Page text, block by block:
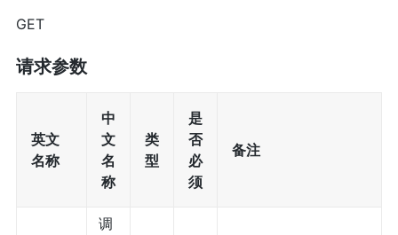
GET
请求参数
英文
名称
中
文
名
称
类
型
是
否
必
须
备注
调